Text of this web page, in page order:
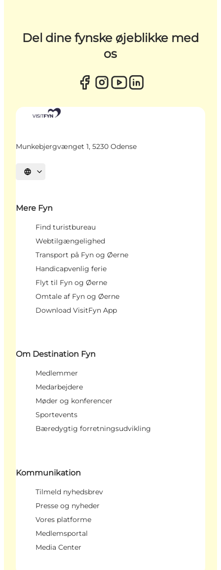
Del dine fynske øjeblikke med
os
Munkebjergvænget 1, 5230 Odense
Vælg sprog
Mere Fyn
Find turistbureau
Webtilgængelighed
Transport på Fyn og Øerne
Handicapvenlig ferie
Flyt til Fyn og Øerne
Omtale af Fyn og Øerne
Download VisitFyn App
Om Destination Fyn
Medlemmer
Medarbejdere
Møder og konferencer
Sportevents
Bæredygtig forretningsudvikling
Kommunikation
Tilmeld nyhedsbrev
Presse og nyheder
Vores platforme
Medlemsportal
Media Center